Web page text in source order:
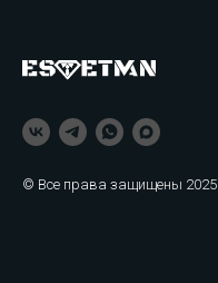
© Все права защищены 2025